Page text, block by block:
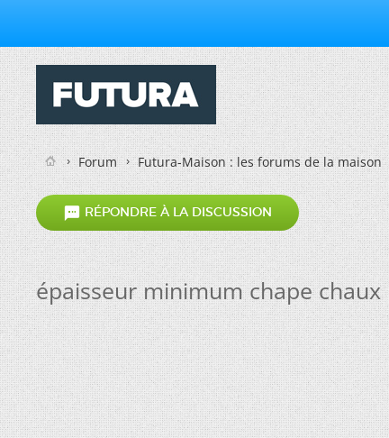
Forum Futura-Maison : les forums de la maison
 RÉPONDRE À LA DISCUSSION
épaisseur minimum chape chaux